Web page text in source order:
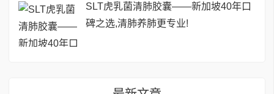
SLT虎乳菌清肺胶囊——新加坡40年口
碑之选,清肺养肺更专业!